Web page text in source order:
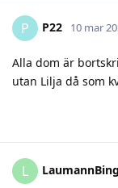
P P22 10 mar
Alla dom är
utan Lilja då som
L